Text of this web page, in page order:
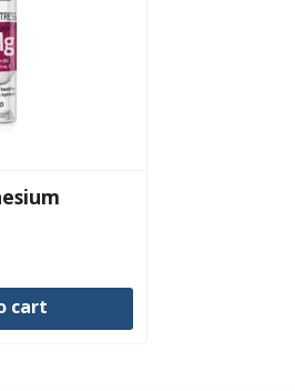
C +
cart